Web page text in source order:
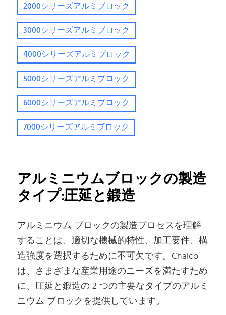
2000シリーズアルミブロック
3000シリーズアルミブロック
4000シリーズアルミブロック
5000シリーズアルミブロック
6000シリーズアルミブロック
7000シリーズアルミブロック
アルミニウムブロックの製造
タイプ:圧延と鍛造
アルミニウム ブロックの製造プロセスを理解
することは、適切な機械的特性、加工要件、構
造強度を選択するために不可欠です。Chalco
は、さまざまな産業用途のニーズを満たすため
に、圧延と鍛造の 2 つの主要なタイプのアルミ
ニウム ブロックを提供しています。